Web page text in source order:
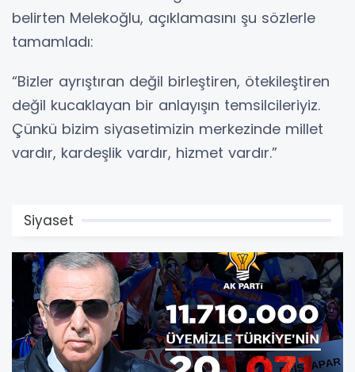
belirten Melekoğlu, açıklamasını şu sözlerle
tamamladı:
“Bizler ayrıştıran değil birleştiren, ötekileştiren
değil kucaklayan bir anlayışın temsilcileriyiz.
Çünkü bizim siyasetimizin merkezinde millet
vardır, kardeşlik vardır, hizmet vardır.”
Siyaset